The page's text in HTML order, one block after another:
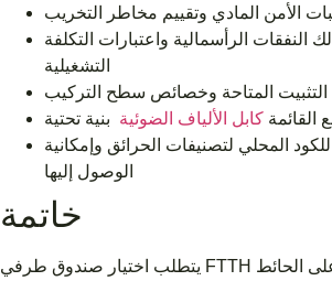
الأمن المادي وتقييم مخاطر التخريب
النفقات الرأسمالية واعتبارات التكلفة
التشغيلية
المتاحة وخصائص سطح التركيب
القائمة كابل الألياف الضوئية
المحلي لتصنيفات الحرائق وإمكانية
الوصول إليها
خاتمة
يتطلب اختيار صندوق طرفي FTTH بين تكوينات التركيب على الحائط